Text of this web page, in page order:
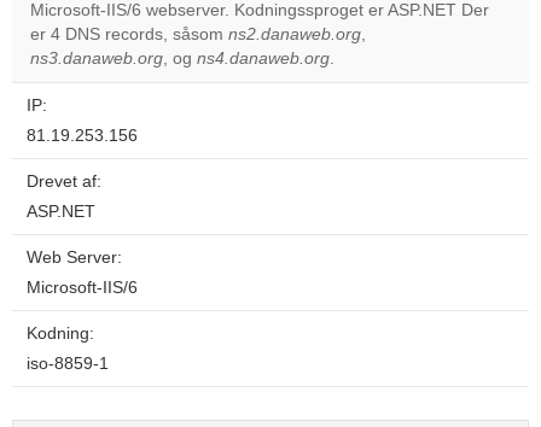
Do you
own this
Microsoft-IIS/6 webserver. Kodningssproget er ASP.NET Der
er 4 DNS records, såsom ns2.danaweb.org,
ns3.danaweb.org, og ns4.danaweb.org.
IP:
81.19.253.156
Drevet af:
ASP.NET
Web Server:
Microsoft-IIS/6
Kodning:
iso-8859-1